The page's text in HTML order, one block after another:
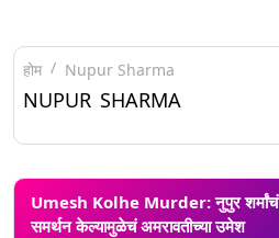
होम Nupur Sharma
NUPUR SHARMA
Umesh Kolhe Murder: नुपुर शर्मांचं
समर्थन केल्यामुळेचं अमरावतीच्या उमेश